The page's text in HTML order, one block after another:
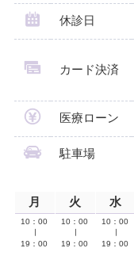
休診日
カード決済
医療ローン
駐車場
月 火 水
10：00
19：00
10：00
19：00
10：00
19：00